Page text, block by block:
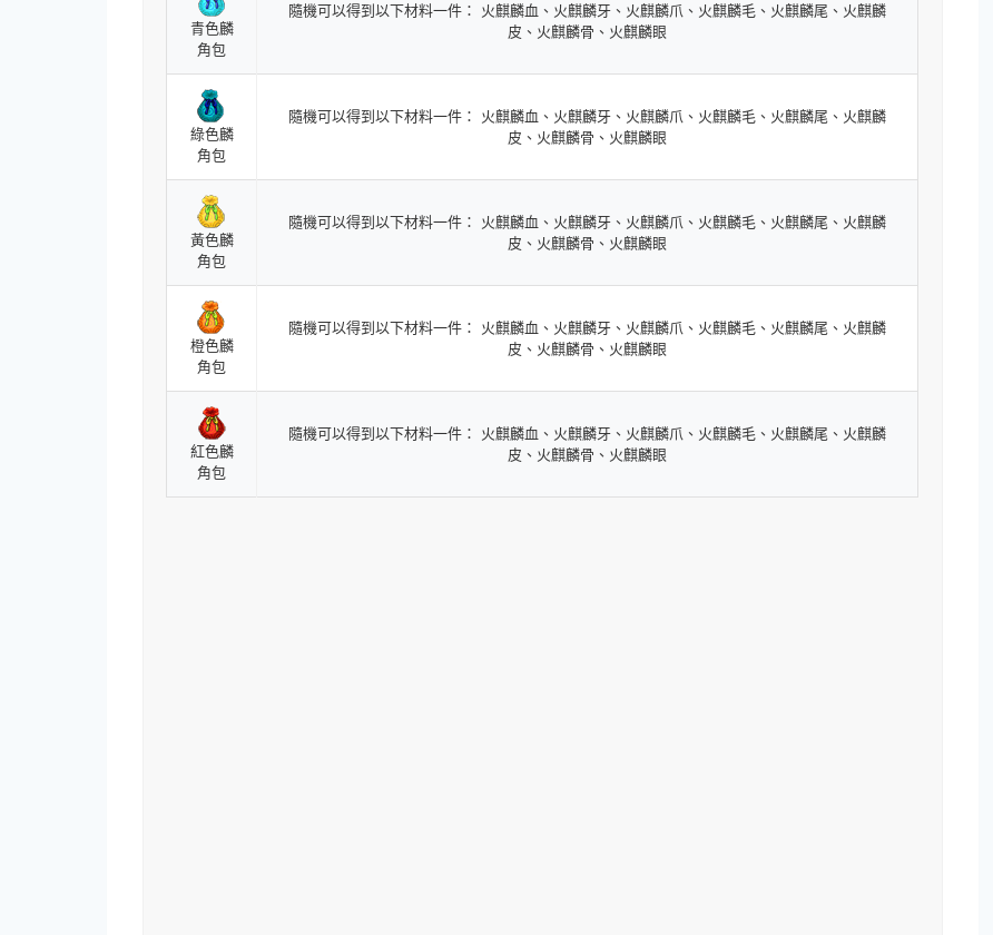
青色麟
角包
隨機可以得到以下材料一件： 火麒麟血、火麒麟牙、火麒麟爪、火麒麟毛、火麒麟尾、火麒麟
皮、火麒麟骨、火麒麟眼
綠色麟
角包
隨機可以得到以下材料一件： 火麒麟血、火麒麟牙、火麒麟爪、火麒麟毛、火麒麟尾、火麒麟
皮、火麒麟骨、火麒麟眼
黃色麟
角包
隨機可以得到以下材料一件： 火麒麟血、火麒麟牙、火麒麟爪、火麒麟毛、火麒麟尾、火麒麟
皮、火麒麟骨、火麒麟眼
橙色麟
角包
隨機可以得到以下材料一件： 火麒麟血、火麒麟牙、火麒麟爪、火麒麟毛、火麒麟尾、火麒麟
皮、火麒麟骨、火麒麟眼
紅色麟
角包
隨機可以得到以下材料一件： 火麒麟血、火麒麟牙、火麒麟爪、火麒麟毛、火麒麟尾、火麒麟
皮、火麒麟骨、火麒麟眼